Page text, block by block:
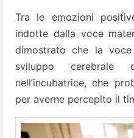
Tra le emozioni
indotte dalla voce
dimostrato che la
sviluppo cerebrale
nell’incubatrice, che
per averne percepito il